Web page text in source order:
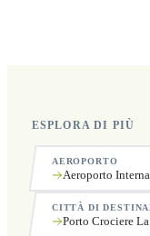
ESPLORA DI PIÙ
AEROPORTO
Aeroporto
CITTÀ DI
Porto Crociere